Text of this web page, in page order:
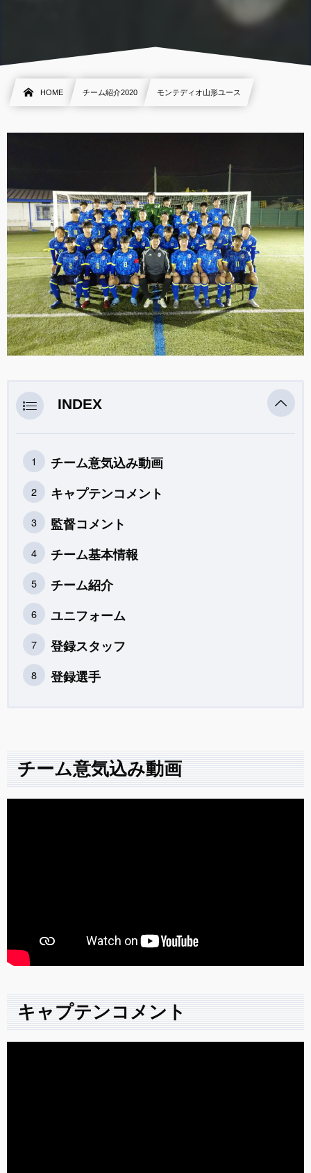
HOME チーム紹介2020 モンテディオ山形ユース
INDEX
チーム意気込み動画
キャプテンコメント
監督コメント
チーム基本情報
チーム紹介
ユニフォーム
登録スタッフ
登録選手
チーム意気込み動画
キャプテンコメント